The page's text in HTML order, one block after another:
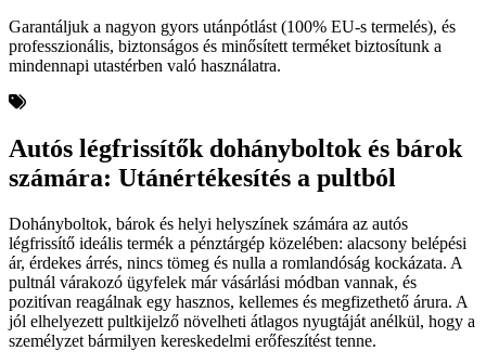
Garantáljuk a nagyon gyors utánpótlást (100% EU-s termelés), és
professzionális, biztonságos és minősített terméket biztosítunk a
mindennapi utastérben való használatra.
Autós légfrissítők dohányboltok és bárok
számára: Utánértékesítés a pultból
Dohányboltok, bárok és helyi helyszínek számára az autós
légfrissítő ideális termék a pénztárgép közelében: alacsony belépési
ár, érdekes árrés, nincs tömeg és nulla a romlandóság kockázata. A
pultnál várakozó ügyfelek már vásárlási módban vannak, és
pozitívan reagálnak egy hasznos, kellemes és megfizethető árura. A
jól elhelyezett pultkijelző növelheti átlagos nyugtáját anélkül, hogy a
személyzet bármilyen kereskedelmi erőfeszítést tenne.